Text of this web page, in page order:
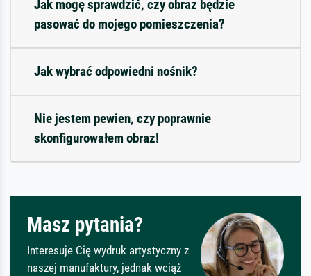
Jak mogę sprawdzić, czy obraz będzie
pasować do mojego pomieszczenia?
Jak wybrać odpowiedni nośnik?
Nie jestem pewien, czy poprawnie
skonfigurowałem obraz!
Masz pytania?
Interesuje Cię wydruk artystyczny z
naszej manufaktury, jednak wciąż